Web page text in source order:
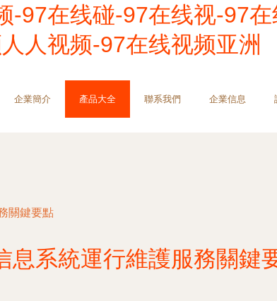
97在线碰-97在线视-97在
人视频-97在线视频亚洲
企業簡介 產品大全 聯系我們 企業信息
關鍵要點
息系統運行維護服務關鍵